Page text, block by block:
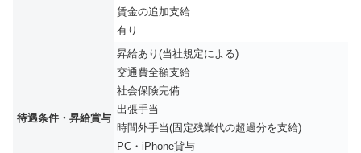
賃金の追加支給
有り
待遇条件・昇給賞与
昇給あり(当社規定による)
交通費全額支給
社会保険完備
出張手当
時間外手当(固定残業代の超過分を支給)
PC・iPhone貸与